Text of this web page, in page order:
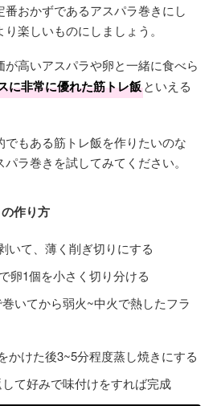
おかずであるアスパラ巻きにし
楽しいものにしましょう。
高いアスパラや卵と一緒に食べら
に非常に優れた筋トレ飯といえる
もある筋トレ飯を作りたいのな
ラ巻きを試してみてください。
作り方
いて、薄く削ぎ切りにする
卵1個を小さく切り分ける
いてから弱火~中火で熱したフラ
かけた後3~5分程度蒸し焼きにする
て好みで味付けをすれば完成